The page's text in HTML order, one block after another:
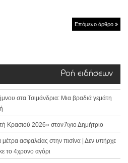
Επόμενο άρθρο
Ροή ειδήσεων
στα Τσιμάνδρια: Μια βραδιά γεμάτη
Κρασιού 2026» στον Άγιο Δημήτριο
ασφαλείας στην πισίνα | Δεν υπήρχε
το 4χρονο αγόρι